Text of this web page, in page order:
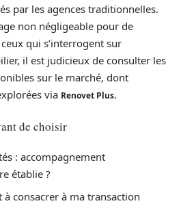
par les agences traditionnelles.
non négligeable pour de
qui s’interrogent sur
il est judicieux de consulter les
sur le marché, dont
via Renovet Plus.
de choisir
: accompagnement
établie ?
consacrer à ma transaction